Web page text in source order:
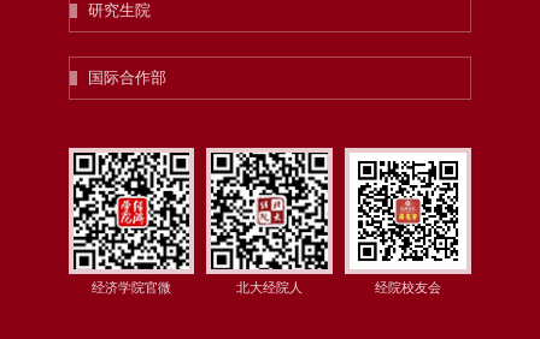
研究生院
国际合作部
经济学院官微 北大经院人 经院校友会